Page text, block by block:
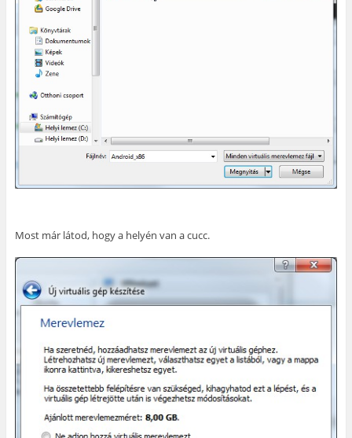
Most már látod, hogy a helyén van a cucc.